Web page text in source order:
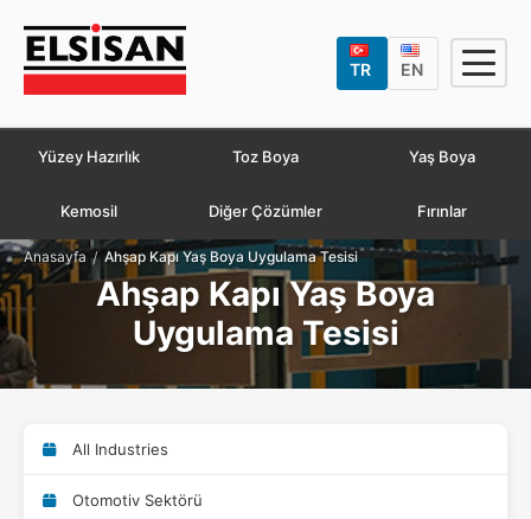
TR EN
Yüzey Hazırlık Toz Boya Yaş Boya
Kemosil Diğer Çözümler Fırınlar
Anasayfa / Ahşap Kapı Yaş Boya Uygulama Tesisi
Ahşap Kapı Yaş Boya
Uygulama Tesisi
All Industries
Otomotiv Sektörü